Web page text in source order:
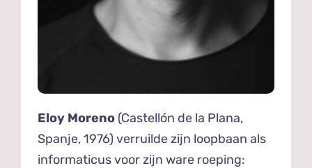
Eloy Moreno (Castellón de la Plana,
Spanje, 1976) verruilde zijn loopbaan als
informaticus voor zijn ware roeping: